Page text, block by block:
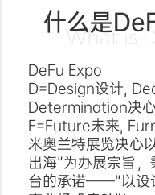
什么是
What is
DeFu Expo
D=Design设计,
Determination决
F=Future未来,
米奥兰特展览决心
出海”为办展宗旨
台的承诺——“以设